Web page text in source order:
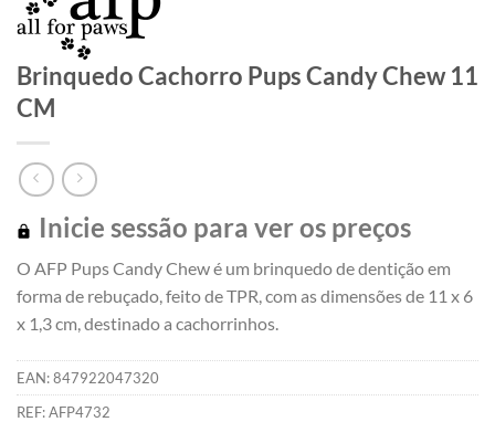
Brinquedo Cachorro Pups Candy Chew 11
CM
Inicie sessão para ver os preços
O AFP Pups Candy Chew é um brinquedo de dentição em
forma de rebuçado, feito de TPR, com as dimensões de 11 x 6
x 1,3 cm, destinado a cachorrinhos.
EAN:847922047320
REF:AFP4732